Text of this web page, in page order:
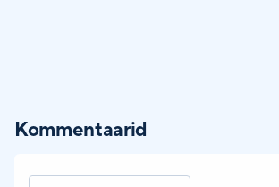
Kommentaarid